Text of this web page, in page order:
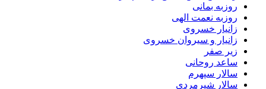
روزبه بمانی
روزبه نعمت الهی
زانیار خسروی
زانیار و سیروان خسروی
زیر صفر
ساعد روحانی
سالار سپهرم
سالار شیرمردی